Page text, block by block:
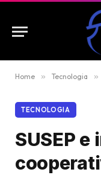
Home » Tecnologia »
TECNOLOGIA
SUSEP e